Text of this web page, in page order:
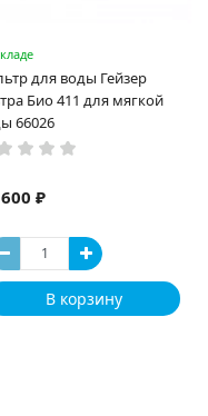
для воды Гейзер
Био 411 для мягкой
66026
₽
В корзину